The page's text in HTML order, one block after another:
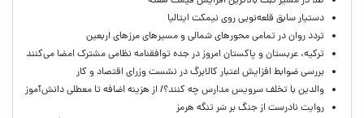
دستیار سابق قلعه‌نویی روی نیمکت ایتالیا
تردد روان در تمامی محورهای شمالی و مسیرهای مرزهای اربعین
ترکیه، عربستان و پاکستان امروز در جده توافقنامه نظامی مشترک امضا می‌کنند
بررسی ضوابط افزایش اعتبار کالابرگ در نشست وزرای اقتصاد و کار
والدین با تخلف سرویس مدارس چه کنند؟/ از هزینه اضافه تا معطلی دانش‌آموز
روایت نادرست از جنگ بر سَر تنگه هرمز